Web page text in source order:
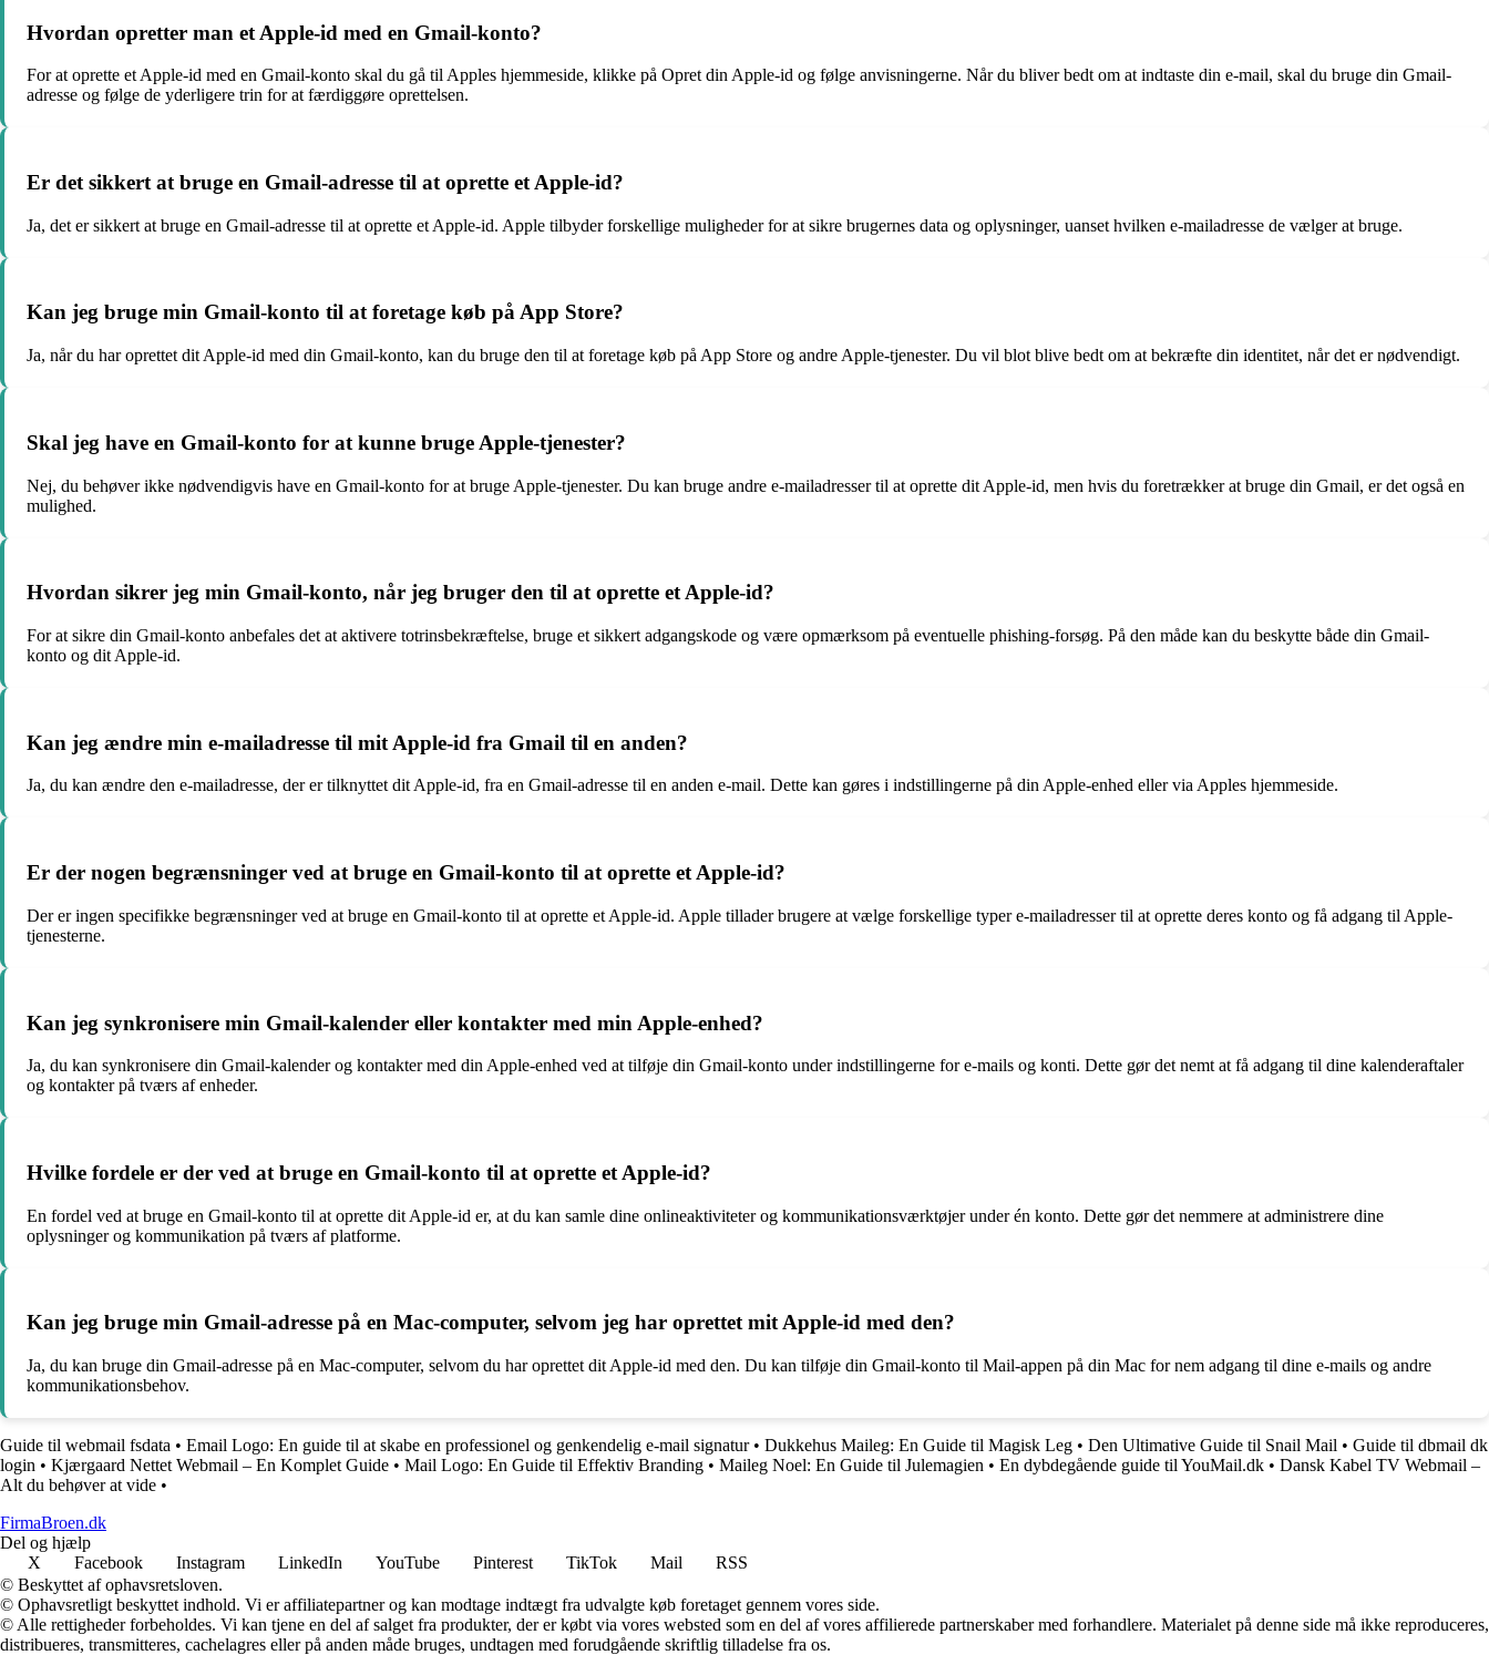
Hvordan opretter man et Apple-id med en Gmail-konto?
For at oprette et Apple-id med en Gmail-konto skal du gå til Apples hjemmeside, klikke på Opret din Apple-id og følge anvisningerne. Når du bliver bedt om at indtaste din e-mail, skal du bruge din Gmail-
adresse og følge de yderligere trin for at færdiggøre oprettelsen.
Er det sikkert at bruge en Gmail-adresse til at oprette et Apple-id?
Ja, det er sikkert at bruge en Gmail-adresse til at oprette et Apple-id. Apple tilbyder forskellige muligheder for at sikre brugernes data og oplysninger, uanset hvilken e-mailadresse de vælger at bruge.
Kan jeg bruge min Gmail-konto til at foretage køb på App Store?
Ja, når du har oprettet dit Apple-id med din Gmail-konto, kan du bruge den til at foretage køb på App Store og andre Apple-tjenester. Du vil blot blive bedt om at bekræfte din identitet, når det er nødvendigt.
Skal jeg have en Gmail-konto for at kunne bruge Apple-tjenester?
Nej, du behøver ikke nødvendigvis have en Gmail-konto for at bruge Apple-tjenester. Du kan bruge andre e-mailadresser til at oprette dit Apple-id, men hvis du foretrækker at bruge din Gmail, er det også en
mulighed.
Hvordan sikrer jeg min Gmail-konto, når jeg bruger den til at oprette et Apple-id?
For at sikre din Gmail-konto anbefales det at aktivere totrinsbekræftelse, bruge et sikkert adgangskode og være opmærksom på eventuelle phishing-forsøg. På den måde kan du beskytte både din Gmail-
konto og dit Apple-id.
Kan jeg ændre min e-mailadresse til mit Apple-id fra Gmail til en anden?
Ja, du kan ændre den e-mailadresse, der er tilknyttet dit Apple-id, fra en Gmail-adresse til en anden e-mail. Dette kan gøres i indstillingerne på din Apple-enhed eller via Apples hjemmeside.
Er der nogen begrænsninger ved at bruge en Gmail-konto til at oprette et Apple-id?
Der er ingen specifikke begrænsninger ved at bruge en Gmail-konto til at oprette et Apple-id. Apple tillader brugere at vælge forskellige typer e-mailadresser til at oprette deres konto og få adgang til Apple-
tjenesterne.
Kan jeg synkronisere min Gmail-kalender eller kontakter med min Apple-enhed?
Ja, du kan synkronisere din Gmail-kalender og kontakter med din Apple-enhed ved at tilføje din Gmail-konto under indstillingerne for e-mails og konti. Dette gør det nemt at få adgang til dine kalenderaftaler
og kontakter på tværs af enheder.
Hvilke fordele er der ved at bruge en Gmail-konto til at oprette et Apple-id?
En fordel ved at bruge en Gmail-konto til at oprette dit Apple-id er, at du kan samle dine onlineaktiviteter og kommunikationsværktøjer under én konto. Dette gør det nemmere at administrere dine
oplysninger og kommunikation på tværs af platforme.
Kan jeg bruge min Gmail-adresse på en Mac-computer, selvom jeg har oprettet mit Apple-id med den?
Ja, du kan bruge din Gmail-adresse på en Mac-computer, selvom du har oprettet dit Apple-id med den. Du kan tilføje din Gmail-konto til Mail-appen på din Mac for nem adgang til dine e-mails og andre
kommunikationsbehov.
Guide til webmail fsdata • Email Logo: En guide til at skabe en professionel og genkendelig e-mail signatur• Dukkehus Maileg: En Guide til Magisk Leg • Den Ultimative Guide til Snail Mail • Guide til dbmail dk
login • Kjærgaard Nettet Webmail – En Komplet Guide • Mail Logo: En Guide til Effektiv Branding • Maileg Noel: En Guide til Julemagien • En dybdegående guide til YouMail.dk • Dansk Kabel TV Webmail –
Alt du behøver at vide •
FirmaBroen.dk
Del og hjælp
X
Facebook Instagram LinkedIn YouTube Pinterest TikTok Mail
RSS
© Beskyttet af ophavsretsloven.
© Ophavsretligt beskyttet indhold. Vi er affiliatepartner og kan modtage indtægt fra udvalgte køb foretaget gennem vores side.
© Alle rettigheder forbeholdes. Vi kan tjene en del af salget fra produkter, der er købt via vores websted som en del af vores affilierede partnerskaber med forhandlere. Materialet på denne side må ikke reproduceres,
distribueres, transmitteres, cachelagres eller på anden måde bruges, undtagen med forudgående skriftlig tilladelse fra os.